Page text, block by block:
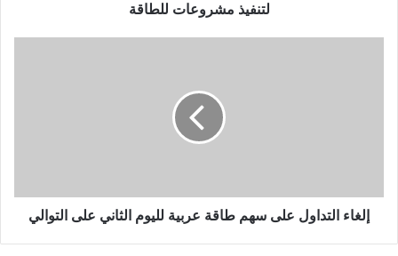
لتنفيذ مشروعات للطاقة
إلغاء التداول على سهم طاقة عربية لليوم الثاني على التوالي